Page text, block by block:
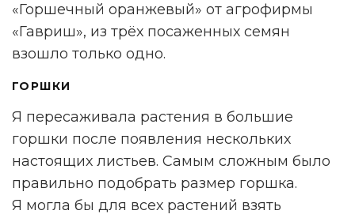
«Горшечный оранжевый» от агрофирмы
«Гавриш», из трёх посаженных семян
взошло только одно.
ГОРШКИ
Я пересаживала растения в большие
горшки после появления нескольких
настоящих листьев. Самым сложным было
правильно подобрать размер горшка.
Я могла бы для всех растений взять